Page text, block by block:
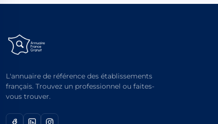
L'annuaire de référence des établissements
français. Trouvez un professionnel ou faites-
vous trouver.